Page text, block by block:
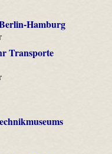
Hamburg
Transporte